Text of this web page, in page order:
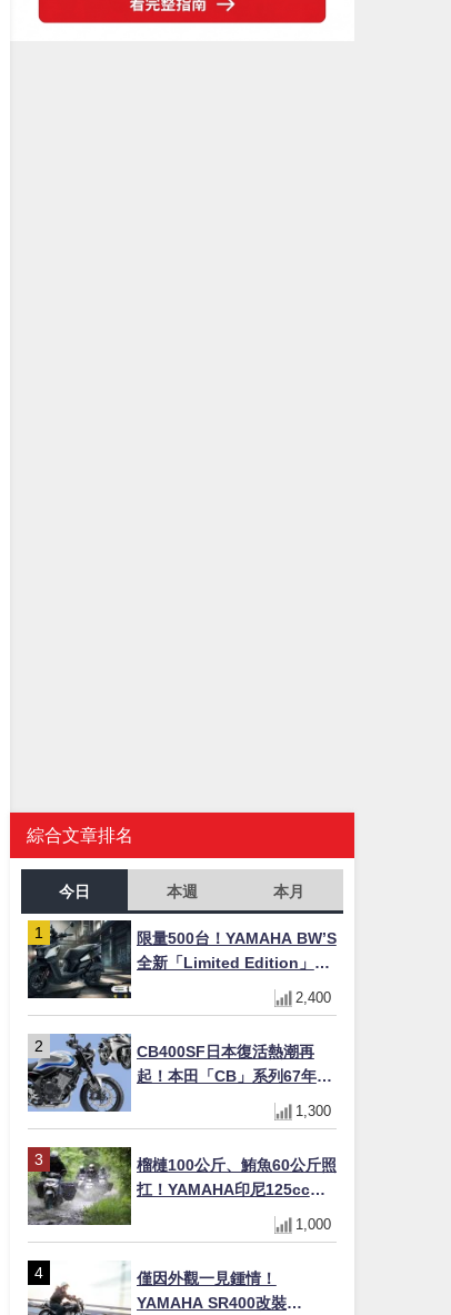
綜合文章排名
今日 本週 本月
限量500台！YAMAHA BW’S
全新「Limited Edition」都
市探索限定色 GOOPiMADE
聯名包同步登場
2,400
CB400SF日本復活熱潮再
起！本田「CB」系列67年傳
奇解密 與CBR差異一次搞懂
1,300
榴槤100公斤、鮪魚60公斤照
扛！YAMAHA印尼125cc速
克達Gear Ultima 2740公里
耐操實測
1,000
僅因外觀一見鍾情！
YAMAHA SR400改裝